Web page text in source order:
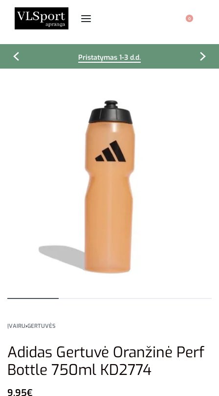
0
Pristatymas 1-3 d.d.
ĮVAIRU›GERTUVĖS
Adidas Gertuvė Oranžinė Perf
Bottle 750ml KD2774
9,95€